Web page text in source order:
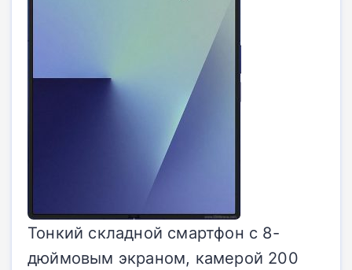
Тонкий складной смартфон с 8-
дюймовым экраном, камерой 200